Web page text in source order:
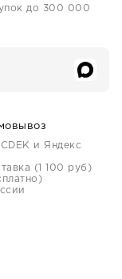
до 300 000
и Яндекс
(1 100 руб)